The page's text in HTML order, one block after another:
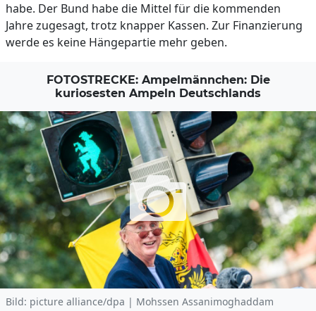
habe. Der Bund habe die Mittel für die kommenden
Jahre zugesagt, trotz knapper Kassen. Zur Finanzierung
werde es keine Hängepartie mehr geben.
FOTOSTRECKE: Ampelmännchen: Die
kuriosesten Ampeln Deutschlands
Bild: picture alliance/dpa | Mohssen Assanimoghaddam